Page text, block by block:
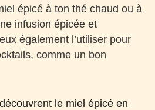
épicé à ton thé chaud ou à
infusion épicée et
également l’utiliser pour
comme un bon
le miel épicé en